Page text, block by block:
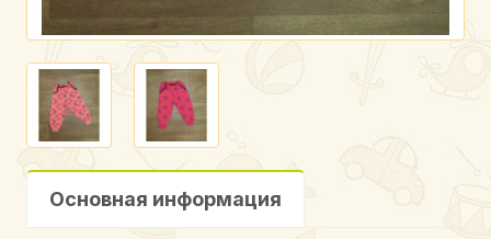
Основная информация